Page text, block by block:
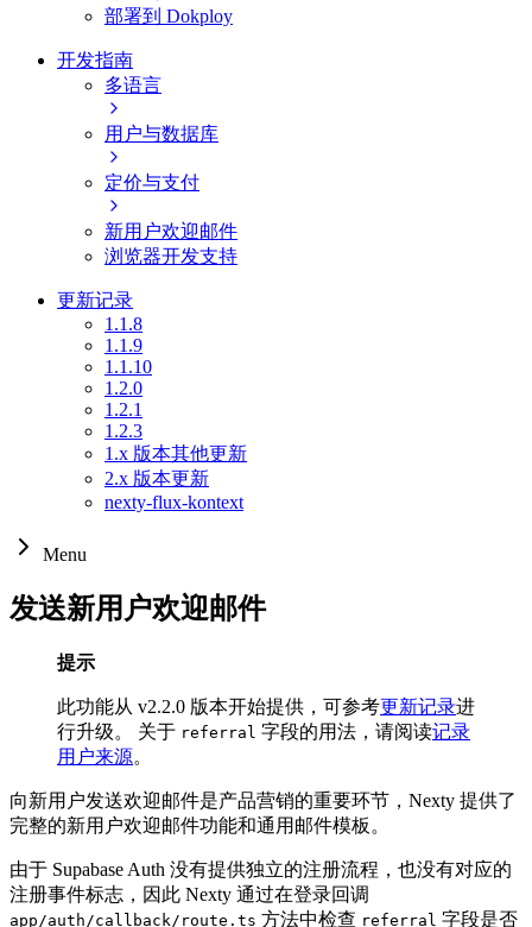
部署到 Dokploy
开发指南
多语言
用户与数据库
定价与支付
新用户欢迎邮件
浏览器开发支持
更新记录
1.1.8
1.1.9
1.1.10
1.2.0
1.2.1
1.2.3
1.x 版本其他更新
2.x 版本更新
nexty-flux-kontext
Menu
发送新用户欢迎邮件
提示
此功能从 v2.2.0 版本开始提供，可参考更新记录进
行升级。 关于 referral 字段的用法，请阅读记录
用户来源。
向新用户发送欢迎邮件是产品营销的重要环节，Nexty 提供了
完整的新用户欢迎邮件功能和通用邮件模板。
由于 Supabase Auth 没有提供独立的注册流程，也没有对应的
注册事件标志，因此 Nexty 通过在登录回调
app/auth/callback/route.ts 方法中检查 referral 字段是否